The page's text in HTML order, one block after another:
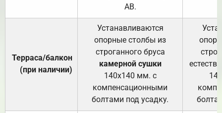
АВ.
Терраса/балкон
(при наличии)
Устанавливаются
опорные столбы из
строганного бруса
камерной сушки
140х140 мм. с
компенсационными
болтами под усадку.